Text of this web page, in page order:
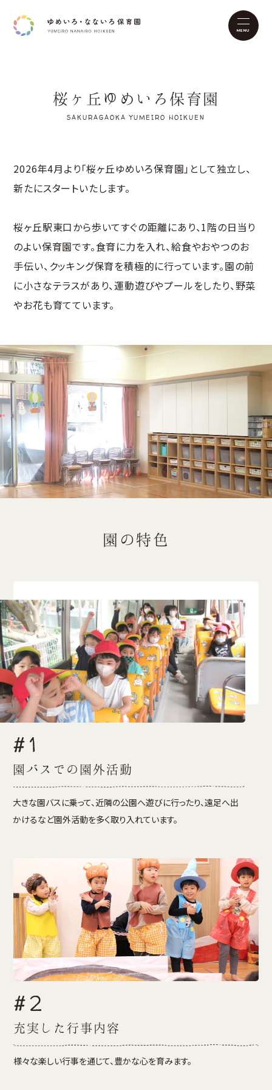
桜ヶ丘ゆめいろ保育園
SAKURAGAOKA YUMEIRO HOIKUEN
2026年4月より「桜ヶ丘ゆめいろ保育園」として独立し、
新たにスタートいたします。
桜ヶ丘駅東口から歩いてすぐの距離にあり、1階の日当り
のよい保育園です。食育に力を入れ、給食やおやつのお
手伝い、クッキング保育を積極的に行っています。園の前
に小さなテラスがあり、運動遊びやプールをしたり、野菜
やお花も育てています。
園の特色
#1
園バスでの園外活動
大きな園バスに乗って、近隣の公園へ遊びに行ったり、遠足へ出
かけるなど園外活動を多く取り入れています。
#2
充実した行事内容
様々な楽しい行事を通じて、豊かな心を育みます。